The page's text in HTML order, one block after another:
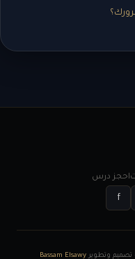
احجز درس
f
Bassam Elsawy